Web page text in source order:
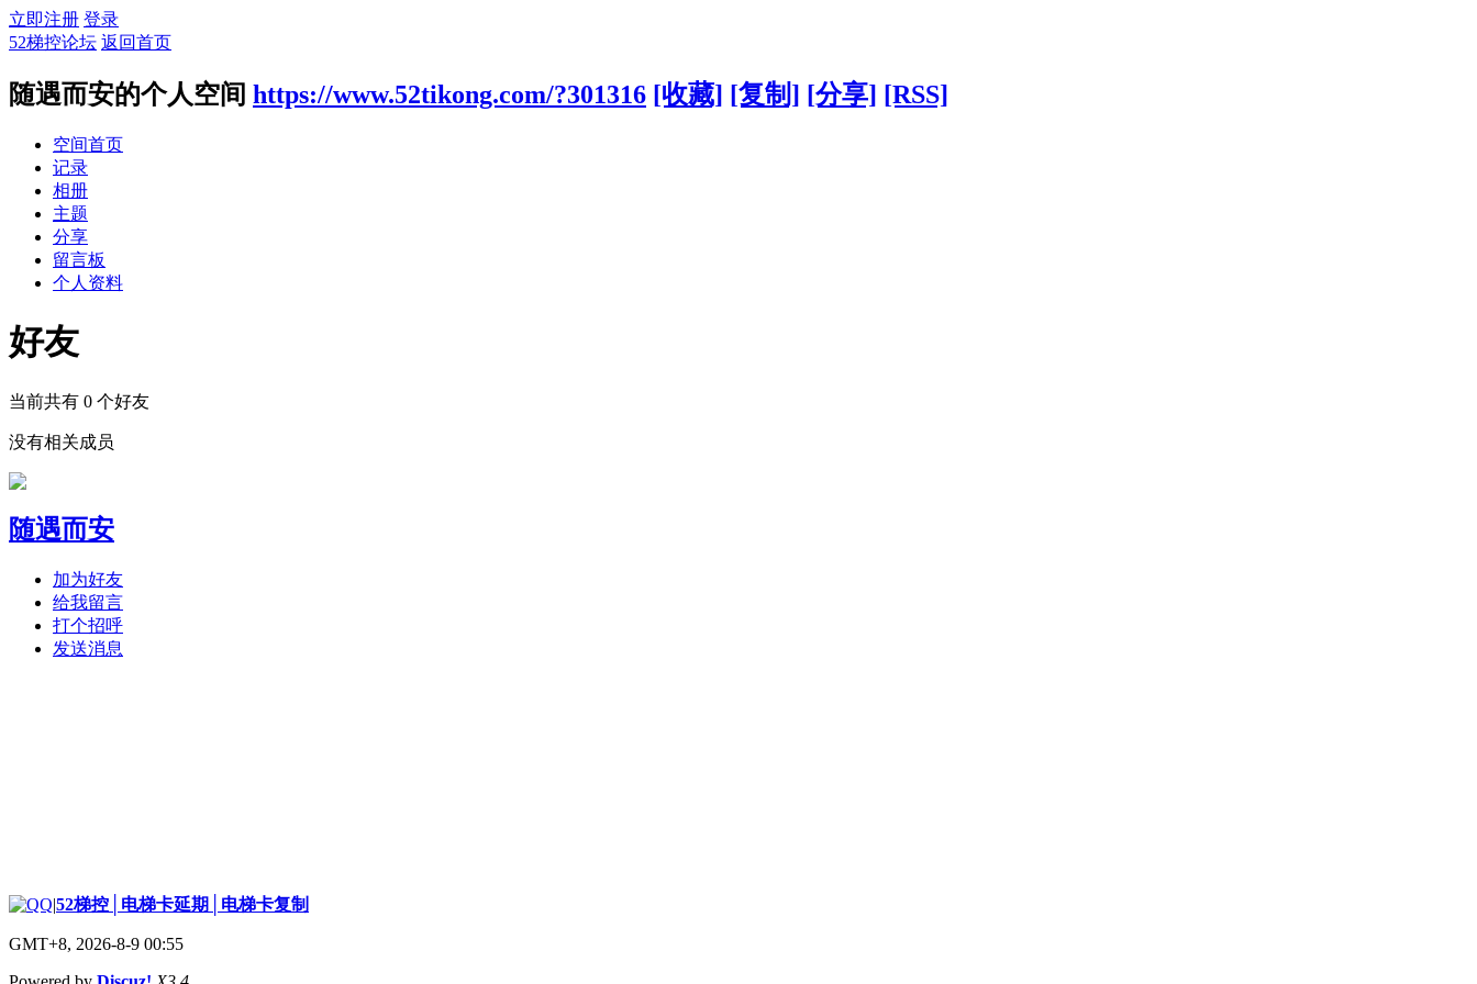
立即注册 登录
52梯控论坛 返回首页
随遇而安的个人空间 https://www.52tikong.com/?301316 [收藏] [复制] [分享] [RSS]
空间首页
记录
相册
主题
分享
留言板
个人资料
好友
当前共有 0 个好友
没有相关成员
随遇而安
加为好友
给我留言
打个招呼
发送消息
|52梯控│电梯卡延期│电梯卡复制
GMT+8, 2026-8-9 00:55